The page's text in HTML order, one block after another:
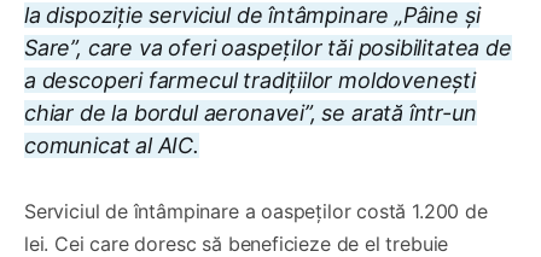
la dispoziție serviciul de întâmpinare „Pâine și
Sare”, care va oferi oaspeților tăi posibilitatea de
a descoperi farmecul tradițiilor moldovenești
chiar de la bordul aeronavei”, se arată într-un
comunicat al AIC.
Serviciul de întâmpinare a oaspeţilor costă 1.200 de
lei. Cei care doresc să beneficieze de el trebuie